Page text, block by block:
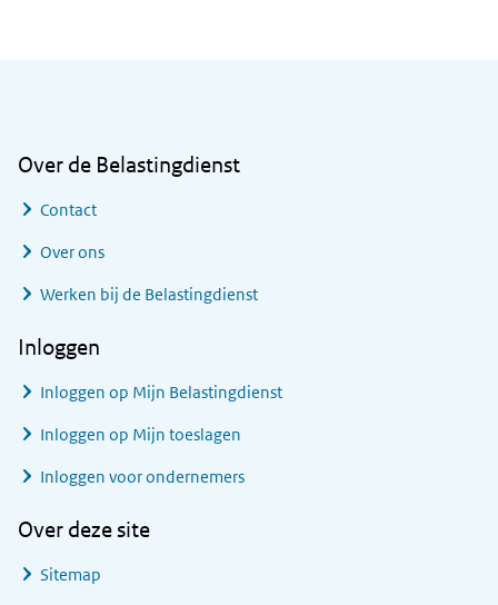
Over de Belastingdienst
Contact
Over ons
Werken bij de Belastingdienst
Inloggen
Inloggen op Mijn Belastingdienst
Inloggen op Mijn toeslagen
Inloggen voor ondernemers
Over deze site
Sitemap